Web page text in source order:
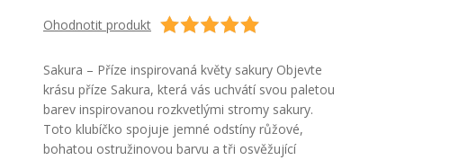
Ohodnotit produkt
Sakura – Příze inspirovaná květy sakury Objevte
krásu příze Sakura, která vás uchvátí svou paletou
barev inspirovanou rozkvetlými stromy sakury.
Toto klubíčko spojuje jemné odstíny růžové,
bohatou ostružinovou barvu a tři osvěžující